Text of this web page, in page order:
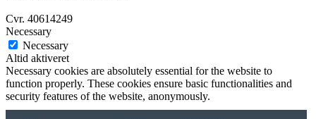
Cvr. 40614249
Necessary
Necessary
Altid aktiveret
Necessary cookies are absolutely essential for the website to
function properly. These cookies ensure basic functionalities and
security features of the website, anonymously.